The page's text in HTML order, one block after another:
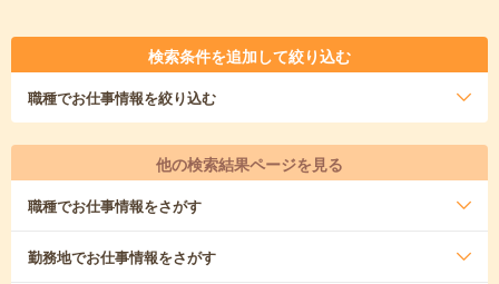
検索条件を追加して絞り込む
職種でお仕事情報を絞り込む
他の検索結果ページを見る
職種でお仕事情報をさがす
勤務地でお仕事情報をさがす